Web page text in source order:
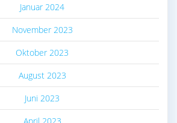
Januar 2024
November 2023
Oktober 2023
August 2023
Juni 2023